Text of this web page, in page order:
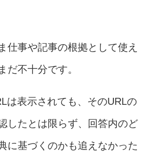
仕事や記事の根拠として使え
だ不十分です。
は表示されても、そのURLの
したとは限らず、回答内のど
に基づくのかも追えなかった